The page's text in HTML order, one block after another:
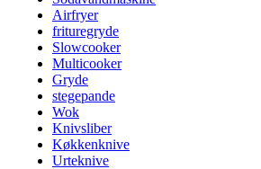
Airfryer
frituregryde
Slowcooker
Multicooker
Gryde
stegepande
Wok
Knivsliber
Køkkenknive
Urteknive